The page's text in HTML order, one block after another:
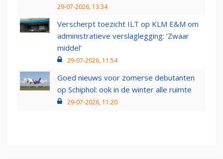
29-07-2026, 13:34
Verscherpt toezicht ILT op KLM E&M om
administratieve verslaglegging: ‘Zwaar
middel’
29-07-2026, 11:54
Goed nieuws voor zomerse debutanten
op Schiphol: ook in de winter alle ruimte
29-07-2026, 11:20